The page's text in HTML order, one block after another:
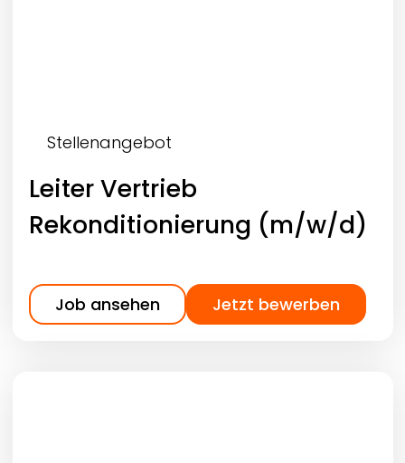
Stellenangebot
Leiter Vertrieb
Rekonditionierung (m/w/d)
Job ansehen Jetzt bewerben